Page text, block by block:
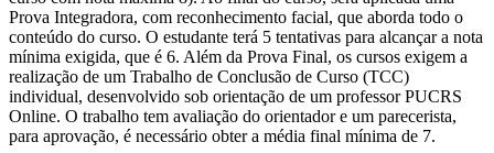
Prova Integradora, com reconhecimento facial, que aborda todo o
conteúdo do curso. O estudante terá 5 tentativas para alcançar a nota
mínima exigida, que é 6. Além da Prova Final, os cursos exigem a
realização de um Trabalho de Conclusão de Curso (TCC)
individual, desenvolvido sob orientação de um professor PUCRS
Online. O trabalho tem avaliação do orientador e um parecerista,
para aprovação, é necessário obter a média final mínima de 7.